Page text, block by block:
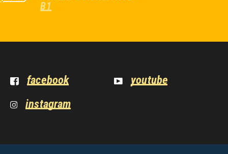
B1
facebook
youtube
instagram